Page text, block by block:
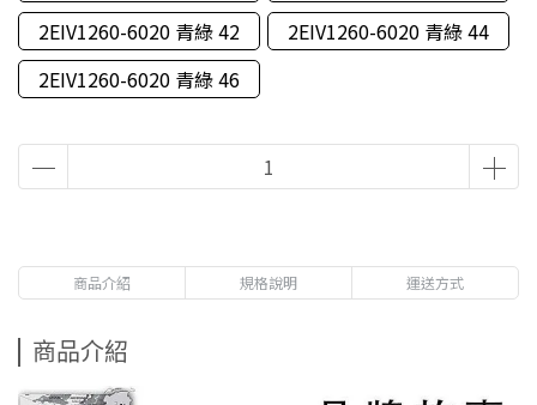
2EIV1260-6020 青綠 42
2EIV1260-6020 青綠 44
2EIV1260-6020 青綠 46
商品介紹 規格說明 運送方式
商品介紹